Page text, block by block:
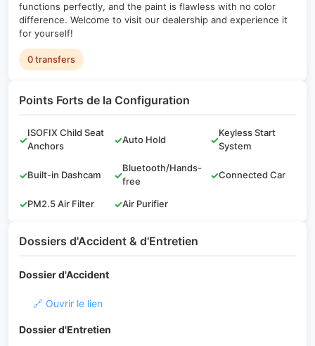
functions perfectly, and the paint is flawless with no color
difference. Welcome to visit our dealership and experience it
for yourself!
0 transfers
Points Forts de la Configuration
✓
ISOFIX Child Seat
Anchors
✓Auto Hold ✓
Keyless Start
System
✓Built-in Dashcam ✓
Bluetooth/Hands-
free
✓Connected Car
✓PM2.5 Air Filter ✓Air Purifier
Dossiers d'Accident & d'Entretien
Dossier d'Accident
🔗 Ouvrir le lien
Dossier d'Entretien